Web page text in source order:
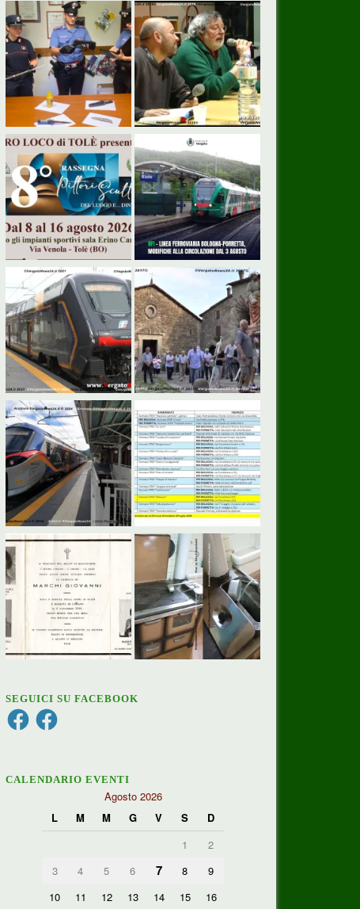
SEGUICI SU FACEBOOK
FacebookFacebook
CALENDARIO EVENTI
Agosto 2026
L
M M G V S
D
1
2
3
4 5 6 7 8
9
10
11 12 13 14 15
16